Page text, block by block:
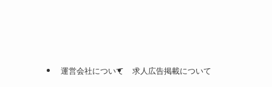
運営会社について 求人広告掲載について